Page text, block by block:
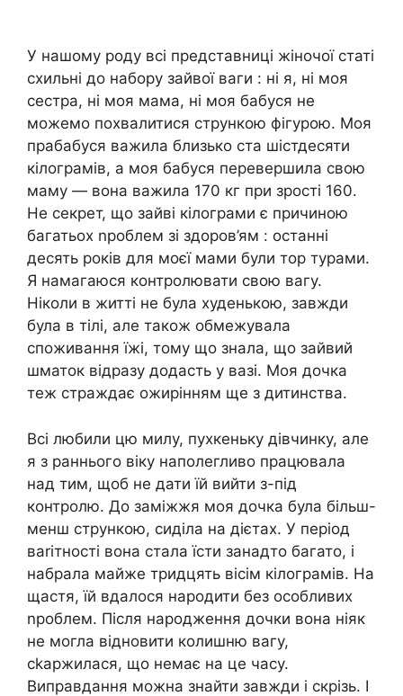
У нашому роду всі представниці жіночої статі
схильні до набору зайвої ваги : ні я, ні моя
сестра, ні моя мама, ні моя бабуся не
можемо похвалитися стрункою фігурою. Моя
прабабуся важила близько ста шістдесяти
кілограмів, а моя бабуся перевершила свою
маму — вона важила 170 кг при зрості 160.
Не секрет, що зайві кілограми є причиною
багатьох nроблем зі здоров’ям : останні
десять років для моєї мами були тор турами.
Я намагаюся контролювати свою вагу.
Ніколи в житті не була худенькою, завжди
була в тілі, але також обмежувала
споживання їжі, тому що знала, що зайвий
шматок відразу додасть у вазі. Моя дочка
теж страждає ожирінням ще з дитинства.
Всі любили цю милу, пухкеньку дівчинку, але
я з раннього віку наполегливо працювала
над тим, щоб не дати їй вийти з-під
контролю. До заміжжя моя дочка була більш-
менш стрункою, сиділа на дієтах. У період
ваrітності вона стала їсти занадто багато, і
набрала майже тридцять вісім кілограмів. На
щастя, їй вдалося народити без особливих
nроблем. Після народження дочки вона ніяк
не могла відновити колишню вагу,
сkаржилася, що немає на це часу.
Виправдання можна знайти завжди і скрізь. І